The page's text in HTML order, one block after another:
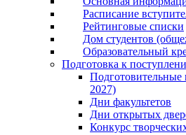
Расписание
Рейтинговые списки
Дом студентов
Образовательный
Подготовка к
2027)
Дни факультетов
Дни открытых
Конкурс